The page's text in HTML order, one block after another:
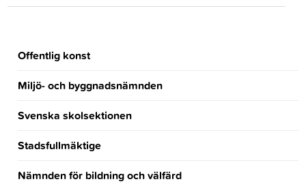
Offentlig konst
Miljö- och byggnadsnämnden
Svenska skolsektionen
Stadsfullmäktige
Nämnden för bildning och välfärd